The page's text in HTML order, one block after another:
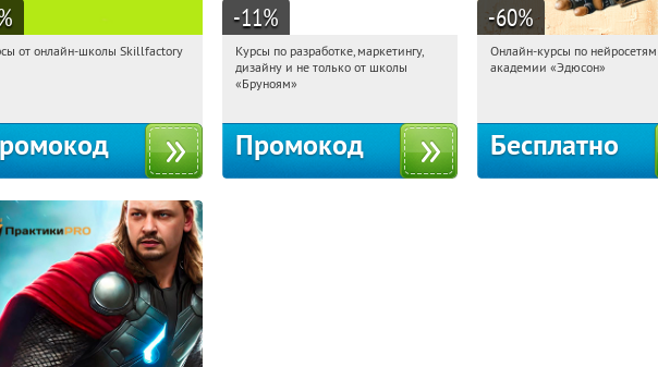
11:01:10
Получи первым!
от онлайн-школы Skillfactory
-11%
11:01:10
Получи первым!
Россия
Курсы по разработке, маркетингу,
дизайну и не только от школы
«Бруноям»
Промокод
-60%
11:01:10
Онлайн-курсы по нейросетям
академии «Эдюсон»
Бесплатно